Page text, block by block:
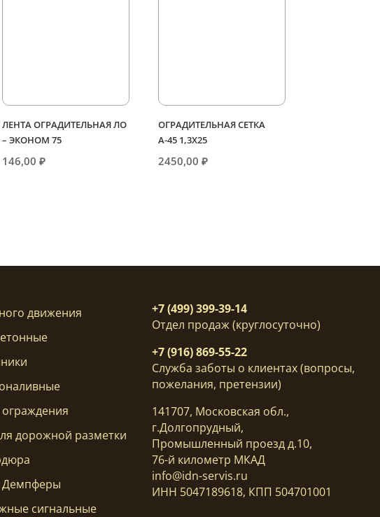
ЛЕНТА ОГРАДИТЕЛЬНАЯ ЛО
– ЭКОНОМ 75
146,00 ₽
ОГРАДИТЕЛЬНАЯ СЕТКА
А-45 1,3Х25
2450,00 ₽
движения
дорожной разметки
Демпферы
сигнальные
+7 (499) 399-39-14
Отдел продаж (круглосуточно)
+7 (916) 869-55-22
Служба заботы о клиентах (вопросы,
пожелания, претензии)
141707, Московская обл.,
г.Долгопрудный,
Промышленный проезд д.10,
76-й километр МКАД
info@idn-servis.ru
ИНН 5047189618, КПП 504701001